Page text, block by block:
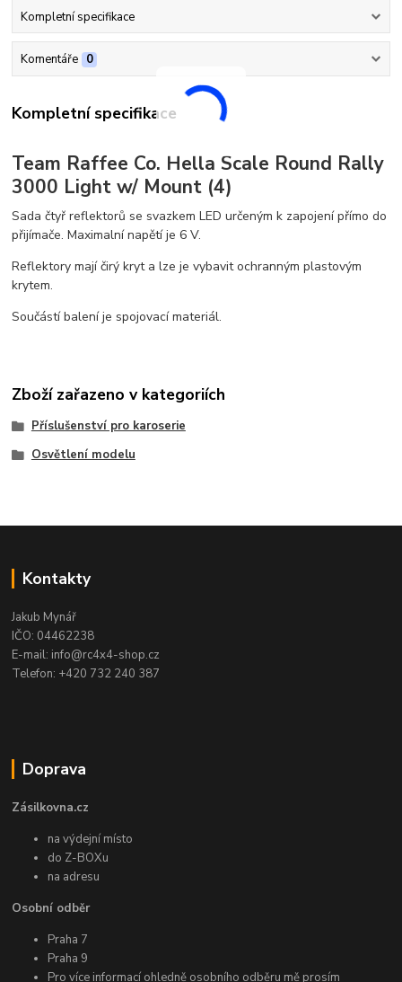
Kompletní specifikace
Komentáře 0
Kompletní specifikace
Team Raffee Co. Hella Scale Round Rally
3000 Light w/ Mount (4)
Sada čtyř reflektorů se svazkem LED určeným k zapojení přímo do
přijímače. Maximalní napětí je 6 V.
Reflektory mají čirý kryt a lze je vybavit ochranným plastovým
krytem.
Součástí balení je spojovací materiál.
Zboží zařazeno v kategoriích
Příslušenství pro karoserie
Osvětlení modelu
Kontakty
Jakub Mynář
IČO: 04462238
E-mail: info@rc4x4-shop.cz
Telefon: +420 732 240 387
Doprava
Zásilkovna.cz
na výdejní místo
do Z-BOXu
na adresu
Osobní odběr
Praha 7
Praha 9
Pro více informací ohledně osobního odběru mě prosím